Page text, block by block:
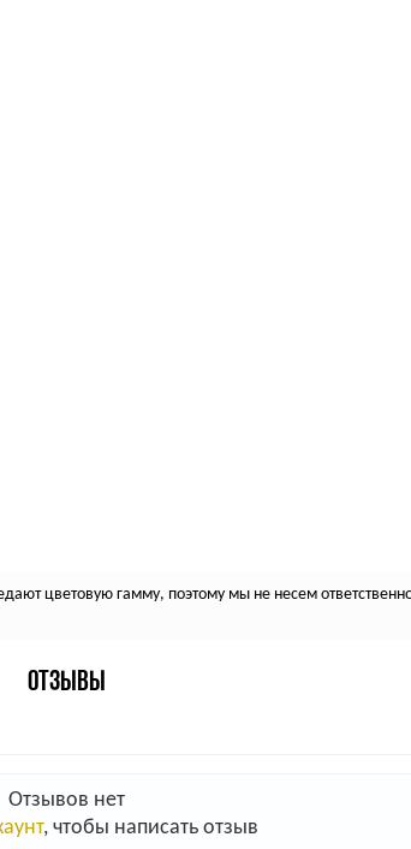
цветовую гамму, поэтому мы не несем
ОТЗЫВЫ
Отзывов нет
, чтобы написать отзыв